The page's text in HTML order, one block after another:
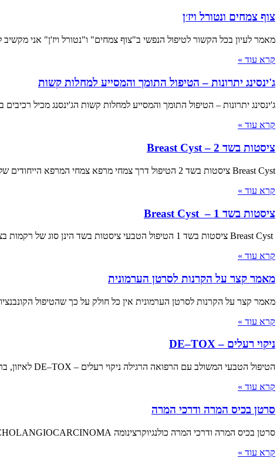
צוף צמחים ונטורל ויז׳ן
מאמר לעיון בכל הקשור לטיפול הנפשי ב"צוף צמחים" ו"נטורל ויז'ן" אני
קרא עוד »
ג'ינסינג יתרונות – הטיפול התומך והמסייע למחלות קשות
ג'ינסינג יתרונות – הטיפול התומך והמסייע למחלות קשות הג'ינסנג מכיל
קרא עוד »
ציסטות בשד 2 – Breast Cyst
Breast Cyst ציסטות בשד 2 הטיפול דרך צמחי מרפא צמחי המרפא הייחודים של "נטורל ויז'ן" צמחי המרפא מהווים כלי דרמטי, מדהים ורב מערכתי לטיפול בבעיה
קרא עוד »
ציסטות בשד 1 – Breast Cyst
קרא עוד »
מאמר קצר על הקרנות לסרטן הערמונית
מאמר קצר על הקרנות לסרטן הערמונית אין כל חולק על כך שהטיפול
קרא עוד »
ניקוי רעלים – DE–TOX
הטיפול הטבעי המשולב עם הרפואה הרגילה ניקוי רעלים – DE–TOX לאיזון, בריאות והקלה למחלות ממאירות – הדרך האולטימטיבית תהליך ניקוי הרעלים הינו חשוב וטבעי ומתרחש
קרא עוד »
סרטן בכיס המרה ודרכי המרה
סרטן בכיס המרה ודרכי המרה כולנגיוקרצינומה CHOLANGIOCARCINOMA רפואת צמחים קלינית לסיוע טבעי ומשלים בטיפול בסרטן אין חולק על כך וזאת בכל מהלך טיפול רפואי קונבנציונלי
קרא עוד »